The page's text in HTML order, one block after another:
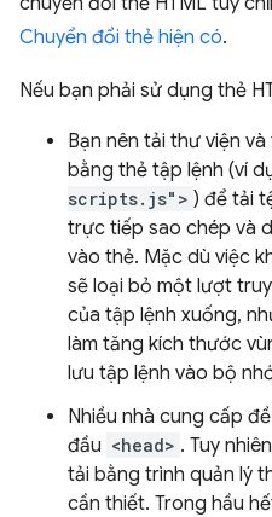
Chuyển đổi thẻ hiện có.
Nếu bạn phải sử dụng thẻ
Bạn nên tải thư viện
bằng thẻ tập lệnh (ví
scripts.js"> ) để tải
trực tiếp sao chép và
vào thẻ. Mặc dù việc
sẽ loại bỏ một lượt
của tập lệnh xuống,
làm tăng kích thước
lưu tập lệnh vào bộ
Nhiều nhà cung cấp
đầu <head> . Tuy
tải bằng trình quản lý
cần thiết. Trong hầu